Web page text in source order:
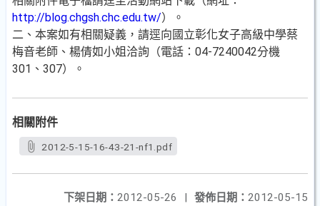
http://blog.chgsh.chc.edu.tw/）。
二、本案如有相關疑義，請逕向國立彰化女子高級中學蔡
梅音老師、楊倩如小姐洽詢（電話：04-7240042分機
301、307）。
相關附件
2012-5-15-16-43-21-nf1.pdf
發佈日期： 2012-05-15
下架日期： 2012-05-26
|